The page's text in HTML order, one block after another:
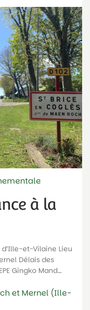
à la
et-Vilaine Lieu
Délais des
Gingko Mand…
et Mernel (Ille-